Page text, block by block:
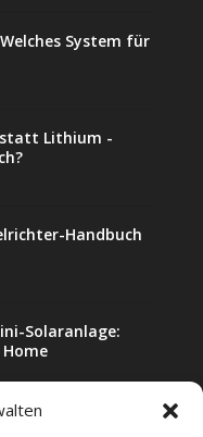
System für
Lithium -
Handbuch
Solaranlage: